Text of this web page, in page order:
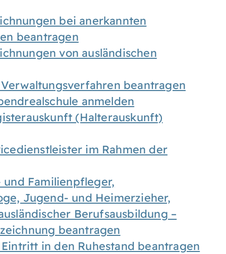
bei anerkannten
beantragen
von ausländischen
beantragen
anmelden
(Halterauskunft)
im Rahmen der
Familienpfleger,
Jugend- und Heimerzieher,
Berufsausbildung –
beantragen
in den Ruhestand beantragen